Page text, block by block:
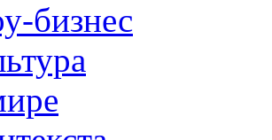
бизнес